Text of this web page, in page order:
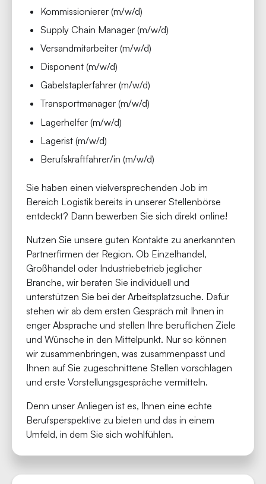
Kommissionierer (m/w/d)
Supply Chain Manager (m/w/d)
Versandmitarbeiter (m/w/d)
Disponent (m/w/d)
Gabelstaplerfahrer (m/w/d)
Transportmanager (m/w/d)
Lagerhelfer (m/w/d)
Lagerist (m/w/d)
Berufskraftfahrer/in (m/w/d)
Sie haben einen vielversprechenden Job im
Bereich Logistik bereits in unserer Stellenbörse
entdeckt? Dann bewerben Sie sich direkt online!
Nutzen Sie unsere guten Kontakte zu anerkannten
Partnerfirmen der Region. Ob Einzelhandel,
Großhandel oder Industriebetrieb jeglicher
Branche, wir beraten Sie individuell und
unterstützen Sie bei der Arbeitsplatzsuche. Dafür
stehen wir ab dem ersten Gespräch mit Ihnen in
enger Absprache und stellen Ihre beruflichen Ziele
und Wünsche in den Mittelpunkt. Nur so können
wir zusammenbringen, was zusammenpasst und
Ihnen auf Sie zugeschnittene Stellen vorschlagen
und erste Vorstellungsgespräche vermitteln.
Denn unser Anliegen ist es, Ihnen eine echte
Berufsperspektive zu bieten und das in einem
Umfeld, in dem Sie sich wohlfühlen.